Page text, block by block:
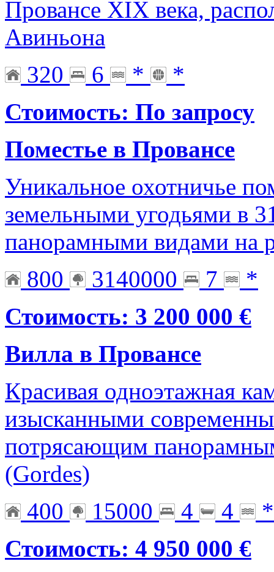
Провансе XIX века,
Авиньона
320
6 *
*
Стоимость: По запросу
Поместье в Провансе
Уникальное охотничье
земельными угодьями в
панорамными видами на
800
3140000 7
*
Стоимость: 3 200 000 €
Вилла в Провансе
Красивая одноэтажная
изысканными
потрясающим
(Gordes)
400
15000 4 4
*
Стоимость: 4 950 000 €